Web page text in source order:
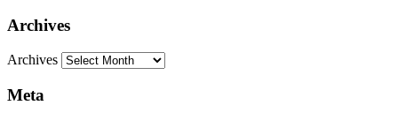
Archives
Archives
Meta